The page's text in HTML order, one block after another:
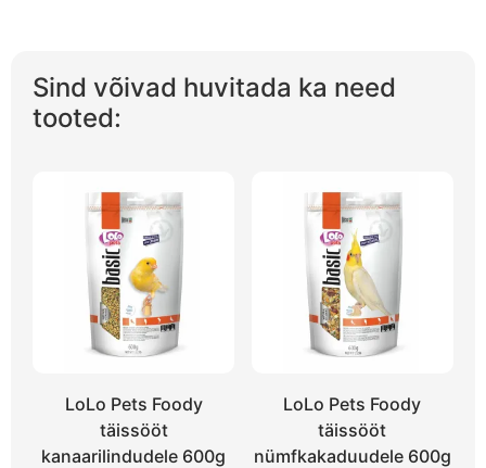
Sind võivad huvitada ka need
tooted:
LoLo Pets Foody
täissööt
kanaarilindudele 600g
LoLo Pets Foody
täissööt
nümfkakaduudele 600g